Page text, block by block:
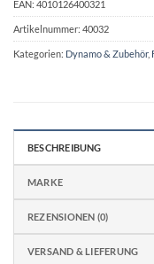
EAN: 4010126400321
Artikelnummer: 40032
Kategorien: Dynamo & Zubehör,
BESCHREIBUNG
MARKE
REZENSIONEN (0)
VERSAND & LIEFERUNG